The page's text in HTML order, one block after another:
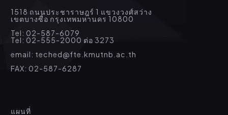
1518 ถนนประชาราษฎร์ 1 แขวงวงศ์สว่าง
เขตบางซื่อ กรุงเทพมหานคร 10800
Tel: 02-587-6079
Tel: 02-555-2000 ต่อ 3273
email: teched@fte.kmutnb.ac.th
FAX: 02-587-6287
แผนที่